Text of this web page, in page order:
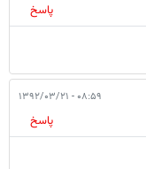
پاسخ
۰۸:۵۹ - ۱۳۹۲/۰۳/۲۱
پاسخ